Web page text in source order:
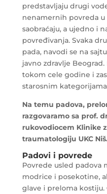
predstavljaju drugi
nenamernih povreda u
saobraćaju, a ujedno i
povređivanja. Svaka
pada, navodi se na
javno zdravlje Beograd.
tokom cele godine i
starosnim
Na temu padova,
razgovaramo sa prof.
rukovodiocem Klinike
traumatologiju UKC Niš.
Padovi i povrede
Povrede usled padova
modrice i posekotine,
glave i preloma kostiju.